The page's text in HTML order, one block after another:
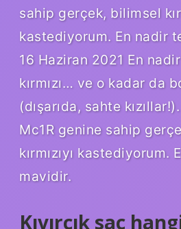
sahip gerçek, bilimsel
kastediyorum. En nadir
16 Haziran 2021 En
kırmızı… ve o kadar da
(dışarıda, sahte
Mc1R genine sahip
kırmızıyı
mavidir.
Kıvırcık saç